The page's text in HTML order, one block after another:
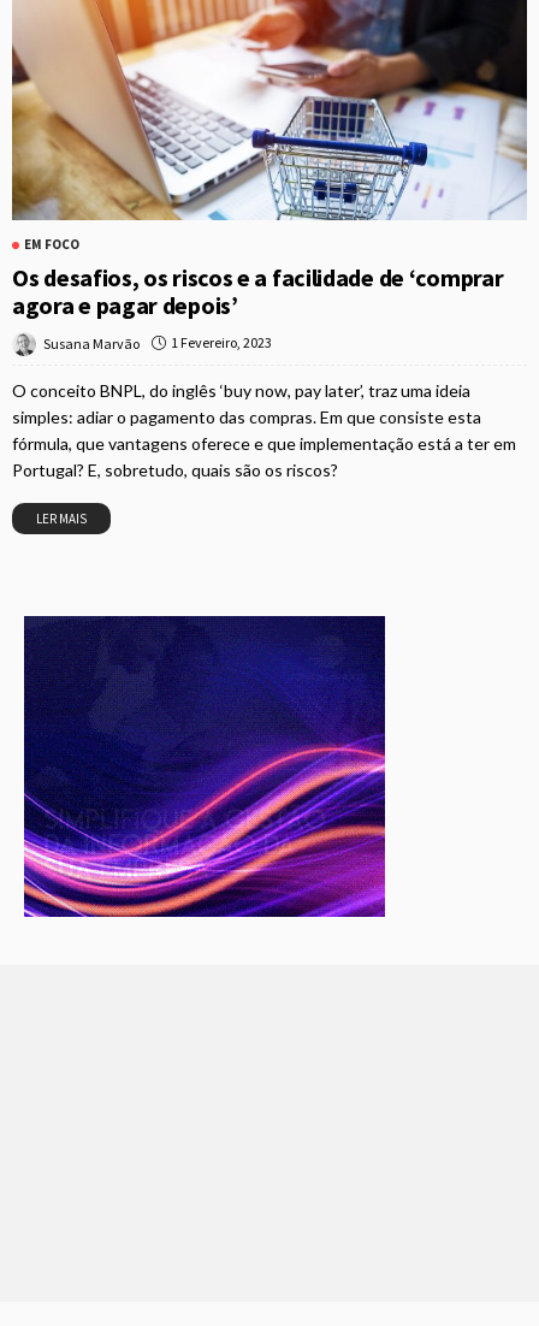
EM FOCO
Os desafios, os riscos e a facilidade de ‘comprar
agora e pagar depois’
Susana Marvão 1 Fevereiro, 2023
O conceito BNPL, do inglês ‘buy now, pay later’, traz uma ideia
simples: adiar o pagamento das compras. Em que consiste esta
fórmula, que vantagens oferece e que implementação está a ter em
Portugal? E, sobretudo, quais são os riscos?
LER MAIS